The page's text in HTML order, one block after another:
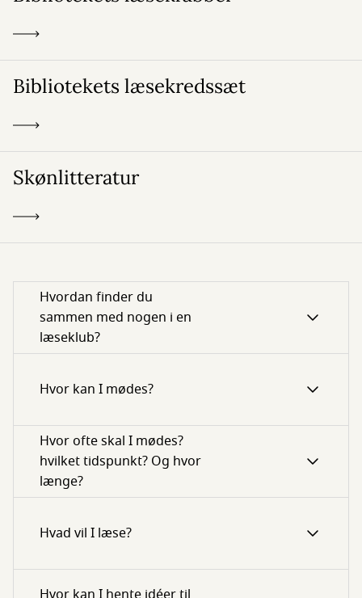
Bibliotekets læsekredssæt
Skønlitteratur
Hvordan finder du
sammen med nogen i en
læseklub?
Hvor kan I mødes?
Hvor ofte skal I mødes?
hvilket tidspunkt? Og hvor
længe?
Hvad vil I læse?